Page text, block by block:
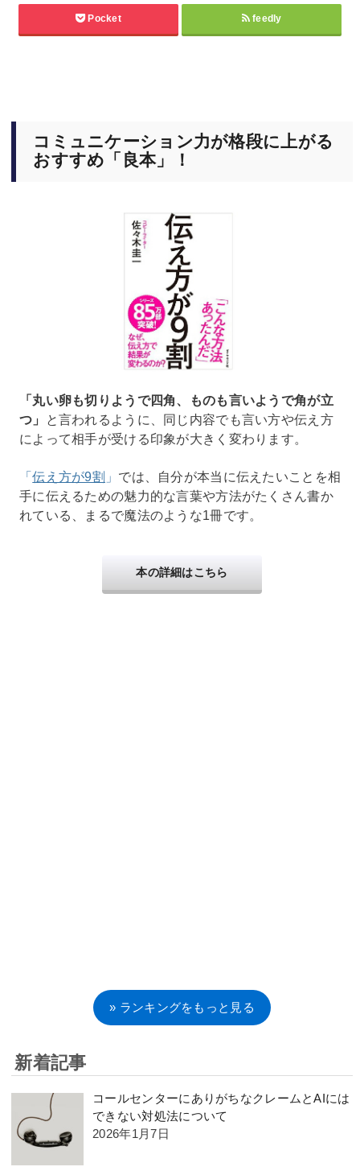
Pocket feedly
コミュニケーション力が格段に上がる
おすすめ「良本」！
「丸い卵も切りようで四角、ものも言いようで角が立
つ」
と言われるように、同じ内容でも言い方や伝え方
によって相手が受ける印象が大きく変わります。
「伝え方が9割 」 では、自分が本当に伝えたいことを相
手に伝えるための魅力的な言葉や方法がたくさん書か
れている、まるで魔法のような1冊です。
本の詳細はこちら
» ランキングをもっと見る
新着記事
コールセンターにありがちなクレームとAIには
できない対処法について
2026年1月7日